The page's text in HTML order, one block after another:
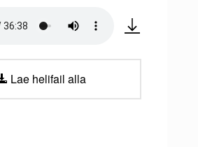
Lae helifail alla